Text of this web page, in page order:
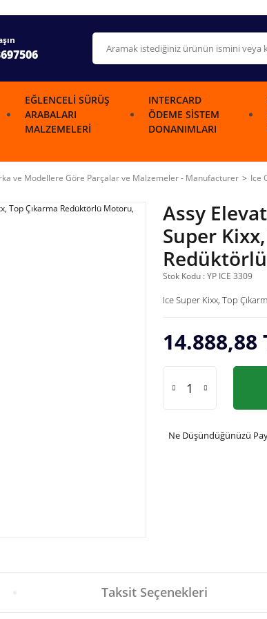
EĞLENCELI SÜRÜŞ
ARABALARI
MALZEMELERI
INTERCARD
ÖDEME SISTEM
DONANIMLARI
ve Modellere Göre Parçalar ve Malzemeler - Manufacturer Ice
Assy
Super
Stok Kodu : YP ICE 3309
Ice Super Kixx, Top
14.888,88
Ne Düşündüğünüzü
Taksit Seçenekleri